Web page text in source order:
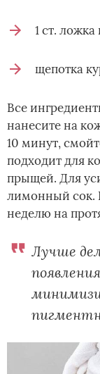
1 ст.
щепотка
Все
нанесите на
10 минут,
подходит для
прыщей. Для
лимонный сок.
неделю на
Лучше